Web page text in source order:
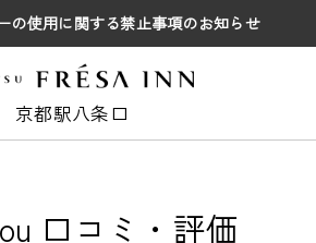
の使用に関する禁止事項のお知らせ
京都駅八条口
口コミ・評価